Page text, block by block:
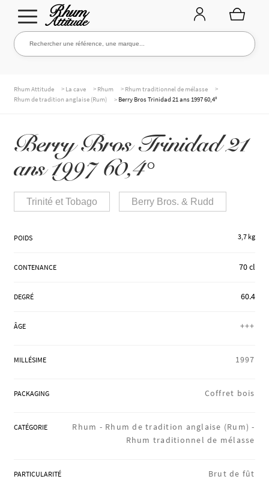
Aller
à
Aller
au
Rechercher une référence, une marque...
Rechercher
NOS RHUMS
WHISKIES & +
COFFRETS & CADEAUX
BLOG
Rhum Attitude > La cave > Rhum > Rhum traditionnel de mélasse
>
Rhum de tradition anglaise (Rum)
> Berry Bros Trinidad 21 ans 1997 60,4°
Berry Bros Trinidad 21
ans 1997 60,4°
Trinité et Tobago Berry Bros. & Rudd
POIDS 3,7 kg
CONTENANCE 70 cl
DEGRÉ 60.4
ÂGE +++
MILLÉSIME 1997
PACKAGING Coffret bois
CATÉGORIE Rhum - Rhum de tradition anglaise (Rum) -
Rhum traditionnel de mélasse
PARTICULARITÉ Brut de fût